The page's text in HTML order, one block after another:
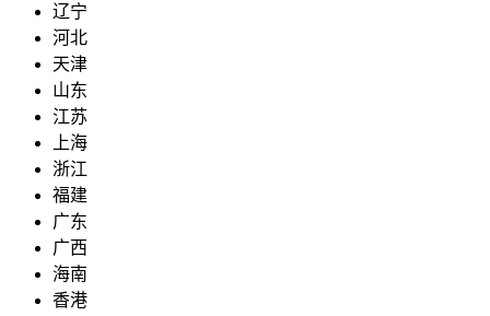
辽宁
河北
天津
山东
江苏
上海
浙江
福建
广东
广西
海南
香港